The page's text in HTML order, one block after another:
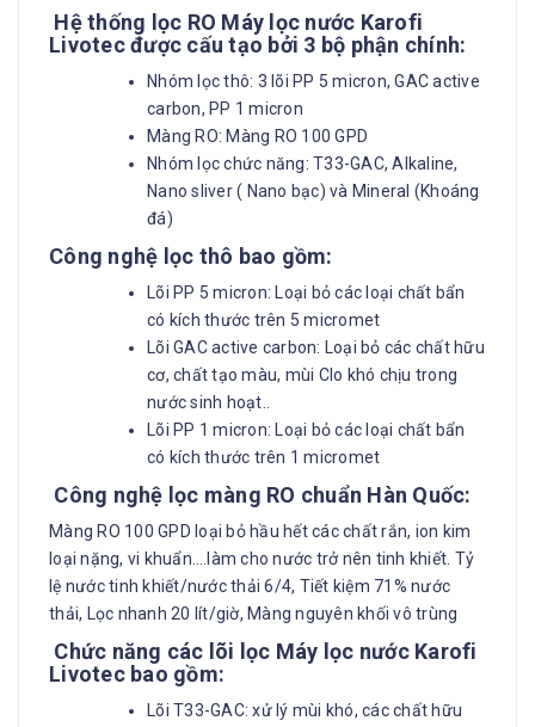
Hệ thống lọc RO Máy lọc nước Karofi
Livotec được cấu tạo bởi 3 bộ phận chính:
Nhóm lọc thô: 3 lõi PP 5 micron, GAC active
carbon, PP 1 micron
Màng RO: Màng RO 100 GPD
Nhóm lọc chức năng: T33-GAC, Alkaline,
Nano sliver ( Nano bạc) và Mineral (Khoáng
đá)
Công nghệ lọc thô bao gồm:
Lõi PP 5 micron: Loại bỏ các loại chất bẩn
có kích thước trên 5 micromet
Lõi GAC active carbon: Loại bỏ các chất hữu
cơ, chất tạo màu, mùi Clo khó chịu trong
nước sinh hoạt..
Lõi PP 1 micron: Loại bỏ các loại chất bẩn
có kích thước trên 1 micromet
Công nghệ lọc màng RO chuẩn Hàn Quốc:
Màng RO 100 GPD loại bỏ hầu hết các chất rắn, ion kim
loại nặng, vi khuẩn….làm cho nước trở nên tinh khiết. Tỷ
lệ nước tinh khiết/nước thải 6/4, Tiết kiệm 71% nước
thải, Lọc nhanh 20 lít/giờ, Màng nguyên khối vô trùng
Chức năng các lõi lọc Máy lọc nước Karofi
Livotec bao gồm:
Lõi T33-GAC: xử lý mùi khó, các chất hữu